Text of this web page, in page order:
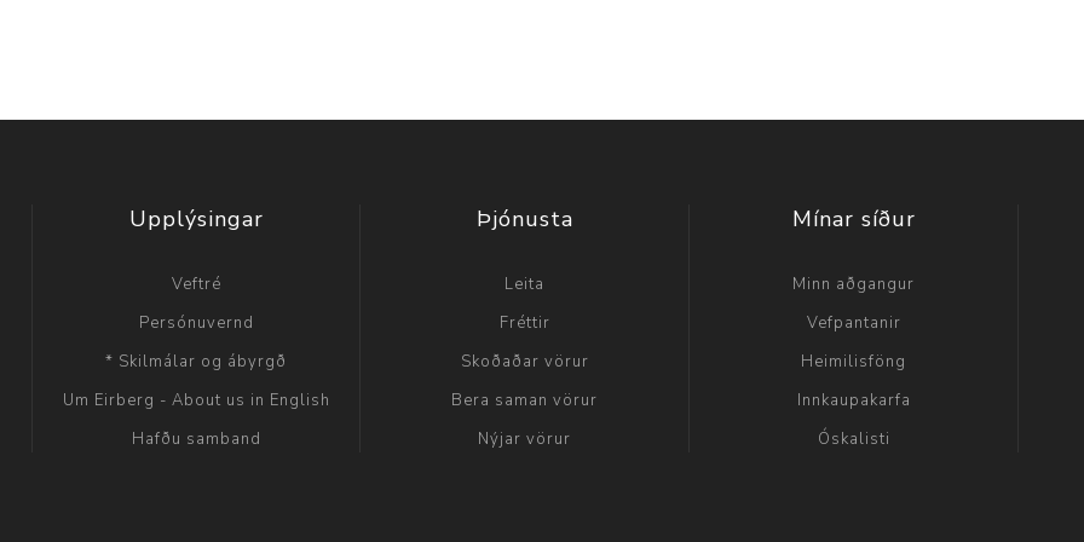
Upplýsingar
Veftré
Persónuvernd
* Skilmálar og ábyrgð
Um Eirberg - About us in English
Hafðu samband
Þjónusta
Leita
Fréttir
Skoðaðar vörur
Bera saman vörur
Nýjar vörur
Mínar síður
Minn aðgangur
Vefpantanir
Heimilisföng
Innkaupakarfa
Óskalisti